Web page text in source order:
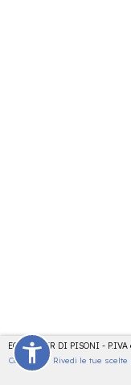
ECOCENTER DI PISONI -
Cookies
- Rivedi le tue